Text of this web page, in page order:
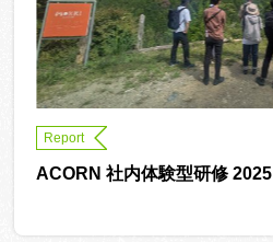
Report
ACORN 社内体験型研修 2025